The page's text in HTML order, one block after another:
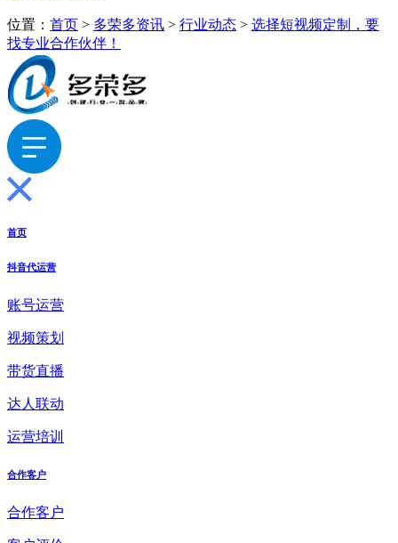
位置： 首页 > 多荣多资讯 > 行业动态 > 选择短视频定制，要
找专业合作伙伴！
首页
抖音代运营
账号运营
视频策划
带货直播
达人联动
运营培训
合作客户
合作客户